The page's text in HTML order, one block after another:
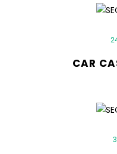
CAR